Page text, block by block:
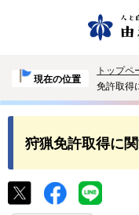
現在の位置
トップペ
免許取得
狩猟免許取得に